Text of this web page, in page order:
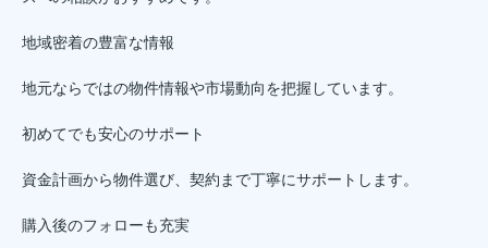
地域密着の豊富な情報
地元ならではの物件情報や市場動向を把握しています。
初めてでも安心のサポート
資金計画から物件選び、契約まで丁寧にサポートします。
購入後のフォローも充実